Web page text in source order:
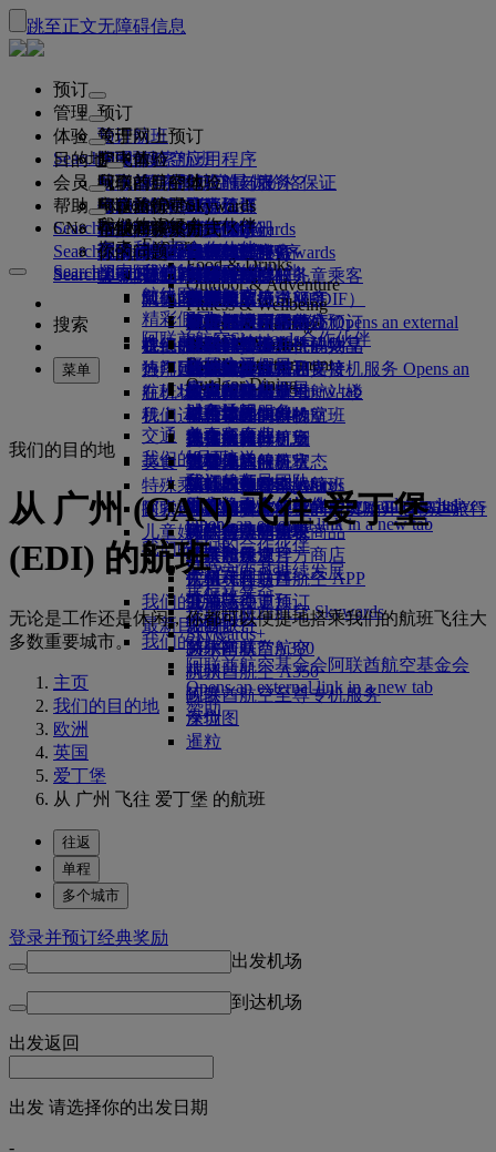
跳至正文无障碍信息
预订
预订
预订航班
搜索航班
航班时刻表
特惠机票
特别优惠
最佳票价搜索
计划行程
预订酒店
旅游项目和活动
旅行服务
迎宾接机服务迎宾接机服务 Opens an
external link in a new tab
迪拜转机服务
交通
机场接送
预订租车
航空公司合作伙伴
关于网上预订
阿联酋航空应用程序
阿联酋航空最优价格保证
座位选择
票价保留
阿联酋航空应用程序
Search flight
管理
管理
管理预订
检索预订
取消预订
更改预订
选择你的座位
升级航班
管理专车接送服务
预订无障碍旅行
在线办理登机手续
值机选项
航班状态
起飞前
起飞前
旅行信息
危险品手册
规则与公告
健康
医疗信息表（MEDIF）
餐食信息
阿联酋禁止携带的物品
迪拜国际机场
阿联酋航空 3 号航站楼
航站楼之间中转
抵达及离开机场
班车接送服务
行李
行李信息
行李信息
托运行李
随身行李
购买更多行李额度
额外托运行李额度
迪拜行李服务
行李延误或损坏
签证和护照
查找签证要求
签证和护照信息
美国旅行授权
阿联酋签证
Search flight
体验
空中体验
航班都有哪些设施与服务？
舱等特色
头等舱
商务舱
豪华经济舱
经济舱
机上舒适用品
机上娱乐
ice系统中的节目
ice直播电视
机上Wi-Fi
儿童娱乐
美食
头等舱美食
商务舱美食
豪华经济舱用餐
经济舱美食
饮料
我们的机队
波音777
阿联酋航空A380
阿联酋航空 A350
阿联酋航空至尊专机服务
座位图
阿联酋航空体验
你的旅程由此开始
阿联酋航空体验
专车接送服务
阿联酋航空服务
季节和节日
无接触旅程
我们的候机室
头等舱贵宾室
商务舱候机室
全球各地的候机室
合作伙伴候机室
付费使用候机室
马哈巴贵宾室
阿联酋航空购物
阿联酋航空免税商品
阿联酋航空官方商店
家庭旅行
和家人一同出行
规划你的家庭旅行
无成人陪伴的儿童乘客
怀孕
行李额度
儿童和婴儿票价规则
儿童安全座椅和摇篮
在机场
机上
携孩子旅行
携婴儿旅行
婴儿随身行李限额
儿童和婴儿餐食
儿童娱乐
儿童娱乐
儿童玩具
儿童活动
飞悦卓越
飞悦卓越
飞悦卓越的理由
关于我们
关于我们
我们的故事
媒体中心媒体中心 Opens an external
link in a new tab
集团公司
安全
财务透明
负责任企业
我们的员工
我们的领导团队
工作机会工作机会 Opens an external
link in a new tab
我们的地球
运营方面可持续发展
环保政策
环境报告
我们的社区
阿联酋航空基金会阿联酋航空基金会
Opens an external link in a new tab
赞助
Search flight
目的地
我们的目的地
目的地
我们的目的地
亚太地区
美洲
非洲
欧洲
中东
热门目的地
飞往伦敦的航班
飞往曼彻斯特的航班
飞往巴黎的航班
飞往米兰的航班
飞往巴塞罗那的航班
探索迪拜
飞往迪拜的航班
北京飞往迪拜
广州飞往迪拜
上海飞往迪拜
最新目的地
赫尔辛基
杭州
岘港
深圳
暹粒
Explore Dubai
Explore Dubai
Explore
Food & Drinks
Outdoor & Adventure
Fitness & Wellbeing
Culture & Heritage
Beach & Marine
Family entertainment
Outdoor Dining
我们的旅行合作伙伴
空中和地面合作伙伴
我们的旅行合作伙伴
澳洲航空
flydubai
阿联酋航空Skywards合作伙伴
探索
探索阿联酋航空目的地
航线图
精彩假日
海滩目的地
野外生活假日
历史和文化假日
城市休闲
美食家度假
Search flight
会员
阿联酋航空Skywards
加入阿联酋航空 Skywards
关于阿联酋航空Skywards
会员级别
迪拜航空
现金+里程
数字会员卡
我的家庭
使用里程
申领里程
购买里程
赚取里程
Skywards Skysurfers
Skywards ExclusivesSkywards Exclusives
Opens an external link in a new tab
我们的合作伙伴
Skywards Rail
里程计算器
登录阿联酋航空 Skywards
Skywards+
企业商务奖励
注册你的公司
企业商务奖励
注册你的公司
登录“企业商务奖励”
礼遇
计划运作方式
常见问题
Search flight
帮助
帮助和联系方式
帮助和联系方式
帮助和联系方式
更改或取消
签证和护照帮助
反馈和投诉
行李延误或损坏支持
迪拜转机服务
我们运营方面的变化
近期的旅行更新
查看你的航班状态
特殊乘客出行服务
搭乘阿联酋航空的航班，开启畅达旅行
特殊帮助和请求
你的问题
常见问题
常见问题
阿联酋航空办事处预订
我们的网络和代码共享
我们的其他产品
特殊帮助和请求
行李和丢失财物
准备旅行
在机场
阿联酋航空Skywards
阿联酋航空企业商务奖励
你的机上体验
工具和资源
手机和阿联酋航空 APP
取消或变更预订
中断旅行
关于阿联酋航空
Search flight
CN
搜索
菜单
我们的目的地
从 广州 (CAN) 飞往 爱丁堡
(EDI) 的航班
无论是工作还是休闲，你都可以便捷地搭乘我们的航班飞往大
多数重要城市。
主页
我们的目的地
欧洲
英国
爱丁堡
从 广州 飞往 爱丁堡 的航班
往返
单程
多个城市
登录并预订经典奖励
出发机场
到达机场
出发返回
出发 请选择你的出发日期
-